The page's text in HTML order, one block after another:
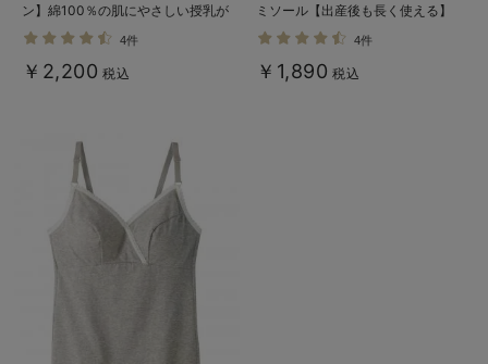
ン】綿100％の肌にやさしい授乳が
できるキャミソール【出産後も長く
4件
￥2,200 税込
ミソール【出産後も長く使える】
4件
￥1,890 税込